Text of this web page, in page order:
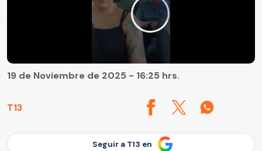
T13
19 de Noviembre de 2025 - 16:25 hrs.
Seguir a T13 en